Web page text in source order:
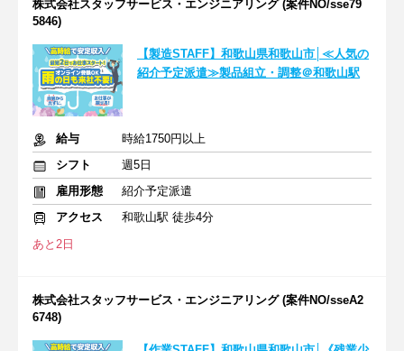
株式会社スタッフサービス・エンジニアリング (案件NO/sse79
5846)
【製造STAFF】和歌山県和歌山市│≪人気の
紹介予定派遣≫製品組立・調整＠和歌山駅
給与
時給1750円以上
シフト
週5日
雇用形態
紹介予定派遣
アクセス
和歌山駅 徒歩4分
あと2日
株式会社スタッフサービス・エンジニアリング (案件NO/sseA2
6748)